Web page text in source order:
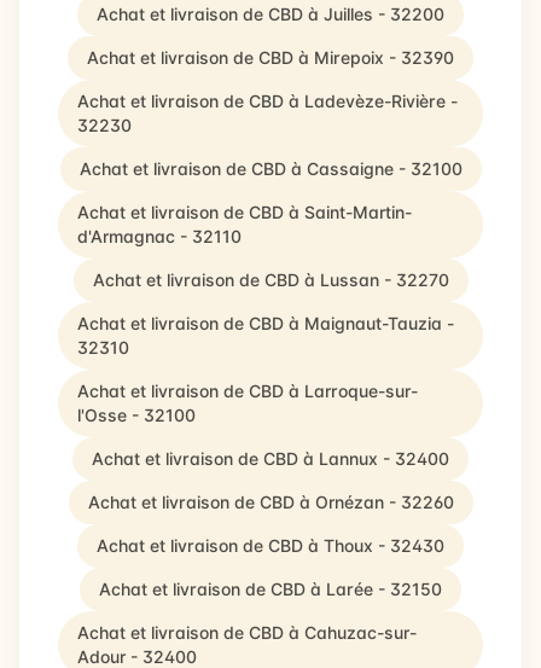
Achat et livraison de CBD à Juilles - 32200
Achat et livraison de CBD à Mirepoix - 32390
Achat et livraison de CBD à Ladevèze-Rivière -
32230
Achat et livraison de CBD à Cassaigne - 32100
Achat et livraison de CBD à Saint-Martin-
d'Armagnac - 32110
Achat et livraison de CBD à Lussan - 32270
Achat et livraison de CBD à Maignaut-Tauzia -
32310
Achat et livraison de CBD à Larroque-sur-
l'Osse - 32100
Achat et livraison de CBD à Lannux - 32400
Achat et livraison de CBD à Ornézan - 32260
Achat et livraison de CBD à Thoux - 32430
Achat et livraison de CBD à Larée - 32150
Achat et livraison de CBD à Cahuzac-sur-
Adour - 32400